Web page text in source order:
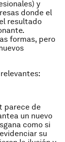
y
donde el
resultado
formas, pero
parece de
un nuevo
como si
su